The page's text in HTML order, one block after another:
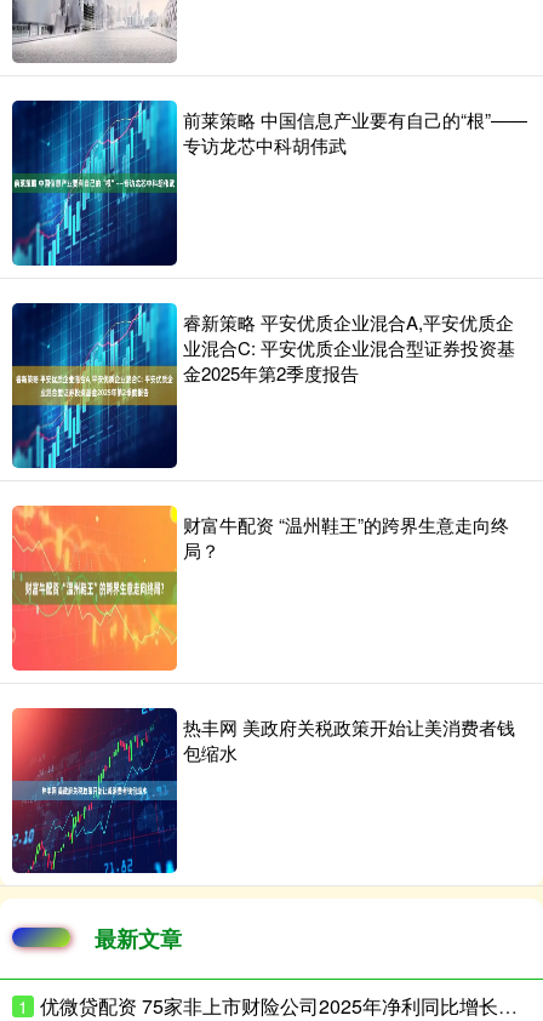
前莱策略 中国信息产业要有自己的“根”——
专访龙芯中科胡伟武
睿新策略 平安优质企业混合A,平安优质企
业混合C: 平安优质企业混合型证券投资基
金2025年第2季度报告
财富牛配资 “温州鞋王”的跨界生意走向终
局？
热丰网 美政府关税政策开始让美消费者钱
包缩水
最新文章
1 优微贷配资 75家非上市财险公司2025年净利同比增长超180%